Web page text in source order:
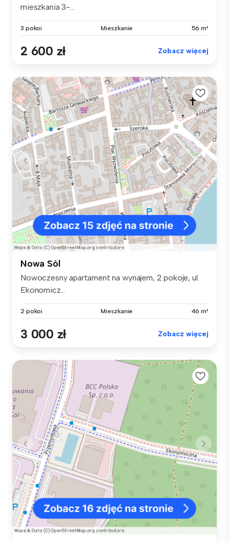
mieszkania 3-...
3 pokoi Mieszkanie 56 m²
2 600 zł Zobacz więcej
Nowa Sól
Nowoczesny apartament na wynajem, 2 pokoje, ul.
Ekonomicz...
2 pokoi Mieszkanie 46 m²
3 000 zł Zobacz więcej